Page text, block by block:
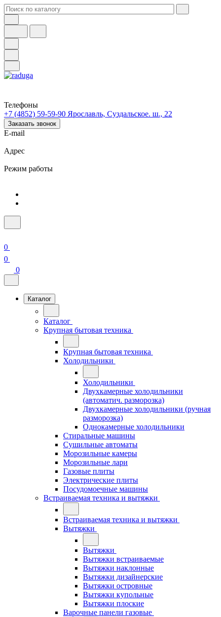
Телефоны
+7 (4852) 59-59-90 Ярославль, Суздальское. ш., 22
Заказать звонок
E-mail
Адрес
Режим работы
0
0
0
Каталог
Каталог
Крупная бытовая техника
Крупная бытовая техника
Холодильники
Холодильники
Двухкамерные холодильники
(автоматич. разморозка)
Двухкамерные холодильники (ручная
разморозка)
Однокамерные холодильники
Стиральные машины
Сушильные автоматы
Морозильные камеры
Морозильные лари
Газовые плиты
Электрические плиты
Посудомоечные машины
Встраиваемая техника и вытяжки
Встраиваемая техника и вытяжки
Вытяжки
Вытяжки
Вытяжки встраиваемые
Вытяжки наклонные
Вытяжки дизайнерские
Вытяжки островные
Вытяжки купольные
Вытяжки плоские
Варочные панели газовые